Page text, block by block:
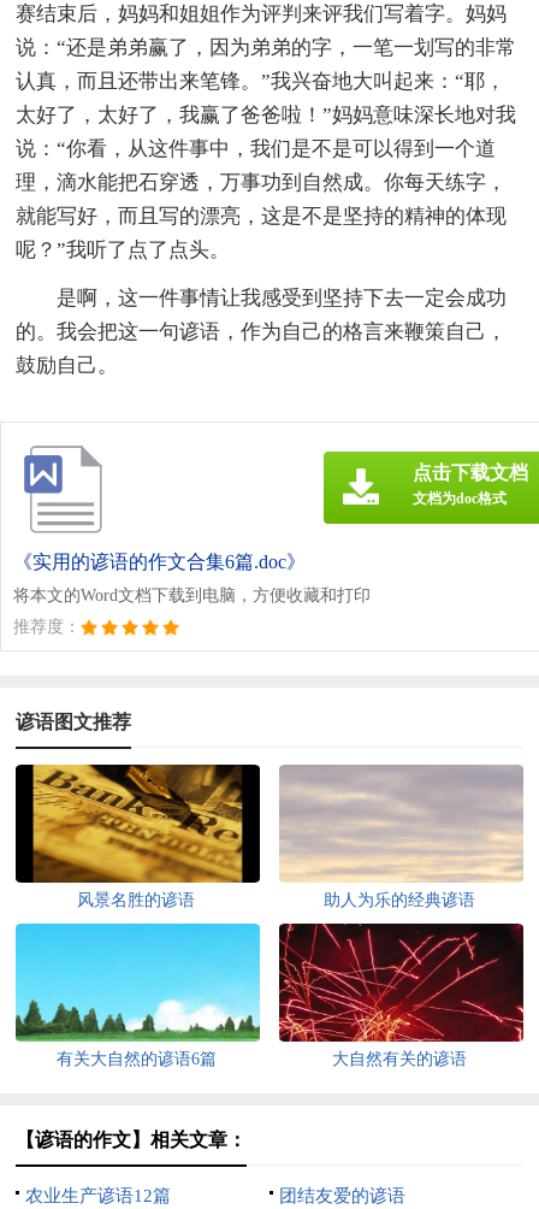
赛结束后，妈妈和姐姐作为评判来评我们写着字。妈妈
说：“还是弟弟赢了，因为弟弟的字，一笔一划写的非常
认真，而且还带出来笔锋。”我兴奋地大叫起来：“耶，
太好了，太好了，我赢了爸爸啦！”妈妈意味深长地对我
说：“你看，从这件事中，我们是不是可以得到一个道
理，滴水能把石穿透，万事功到自然成。你每天练字，
就能写好，而且写的漂亮，这是不是坚持的精神的体现
呢？”我听了点了点头。
是啊，这一件事情让我感受到坚持下去一定会成功
的。我会把这一句谚语，作为自己的格言来鞭策自己，
鼓励自己。
《实用的谚语的作文合集6篇.doc》
将本文的Word文档下载到电脑，方便收藏和打印
推荐度：
点击下载文档
文档为doc格式
谚语图文推荐
风景名胜的谚语 助人为乐的经典谚语
有关大自然的谚语6篇 大自然有关的谚语
【谚语的作文】相关文章：
农业生产谚语12篇 团结友爱的谚语